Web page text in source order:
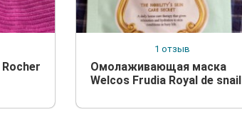
1 отзыв
Омолаживающая маска
Welcos Frudia Royal de snail